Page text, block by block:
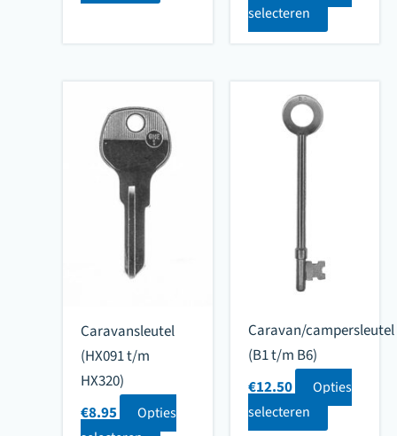
selecteren
Caravansleutel
(HX091 t/m
HX320)
€8.95
Opties
Caravan/campersleutel
(B1 t/m B6)
€12.50
Opties
selecteren